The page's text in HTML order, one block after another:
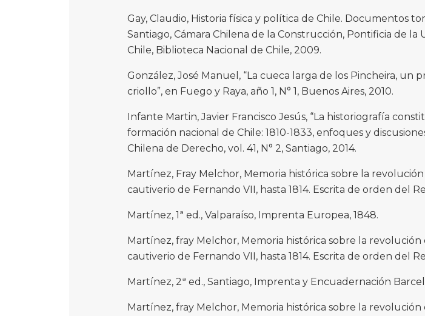
Gay, Claudio, Historia física y política de Chile. Documentos
Santiago, Cámara Chilena de la Construcción, Pontificia de la
Chile, Biblioteca Nacional de Chile, 2009.
González, José Manuel, “La cueca larga de los Pincheira, un
criollo”, en Fuego y Raya, año 1, N° 1, Buenos Aires, 2010.
Infante Martin, Javier Francisco Jesús, “La historiografía
formación nacional de Chile: 1810-1833, enfoques y
Chilena de Derecho, vol. 41, N° 2, Santiago, 2014.
Martínez, Fray Melchor, Memoria histórica sobre la revolución
cautiverio de Fernando VII, hasta 1814. Escrita de orden del
Martínez, 1ª ed., Valparaíso, Imprenta Europea, 1848.
Martínez, fray Melchor, Memoria histórica sobre la revolución
cautiverio de Fernando VII, hasta 1814. Escrita de orden del
Martínez, 2ª ed., Santiago, Imprenta y Encuadernación
Martínez, fray Melchor, Memoria histórica sobre la revolución